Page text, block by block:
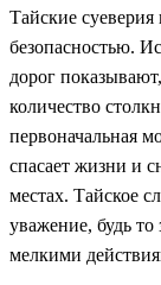
Тайские суеверия
безопасностью.
дорог
количество
первоначальная
спасает жизни и
местах. Тайское
уважение, будь то
мелкими